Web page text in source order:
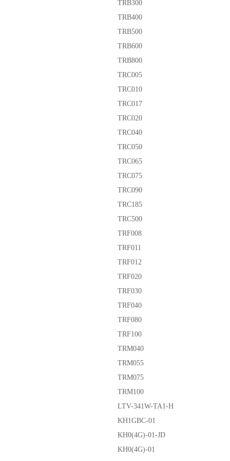
TRB300
TRB400
TRB500
TRB600
TRB800
TRC005
TRC010
TRC017
TRC020
TRC040
TRC050
TRC065
TRC075
TRC090
TRC185
TRC500
TRF008
TRF011
TRF012
TRF020
TRF030
TRF040
TRF080
TRF100
TRM040
TRM055
TRM075
TRM100
LTV-341W-TA1-H
KH1GBC-01
KH0(4G)-01-JD
KH0(4G)-01